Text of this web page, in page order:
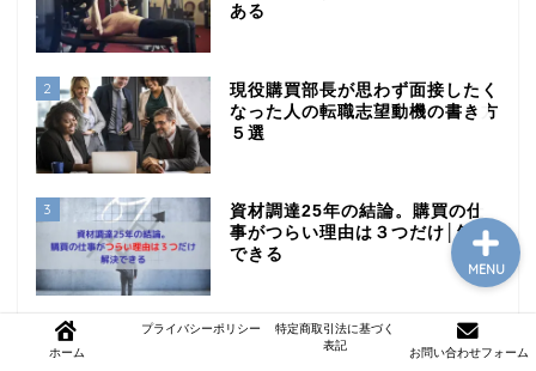
ある
2
現役購買部長が思わず面接したく
なった人の転職志望動機の書き方
５選
3
資材調達25年の結論。購買の仕
事がつらい理由は３つだけ│解決
できる
ジム通いが続く人の特徴５選【怠
けものでも８年継続できた習慣化
ホーム
プライバシーポリシー
特定商取引法に基づく
表記
お問い合わせフォーム
MENU
購買職の年収アップ